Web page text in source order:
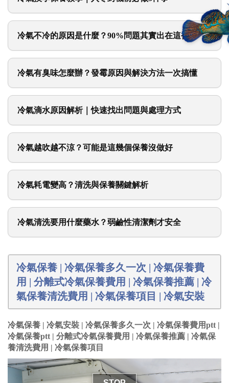
冷氣不冷的原因是什麼？90%問題其實出在這裡
冷氣有臭味怎麼辦？發霉原因與解決方法一次搞懂
冷氣滴水原因解析｜快速找出問題與處理方式
冷氣越吹越不涼？可能是這幾個保養沒做好
冷氣耗電變高？清洗與保養關鍵解析
冷氣清洗要用什麼藥水？弱鹼性清潔劑才安全
冷氣保養 | 冷氣保養多久一次 | 冷氣保養費
用 | 分離式冷氣保養費用 | 冷氣保養推薦 | 冷
氣保養清洗費用 | 冷氣保養項目 | 冷氣安裝
冷氣保養 | 冷氣安裝 | 冷氣保養多久一次 | 冷氣保養費用ptt |
冷氣保養ptt | 分離式冷氣保養費用 | 冷氣保養推薦 | 冷氣保
養清洗費用 | 冷氣保養項目